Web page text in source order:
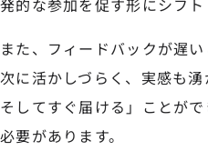
発的な参加を促す形にシフト
また、フィードバックが遅
次に活かしづらく、実感も
そしてすぐ届ける」ことが
必要があります。